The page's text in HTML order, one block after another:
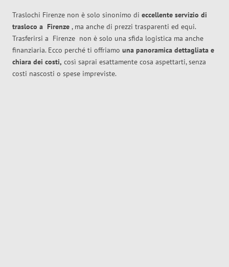
Traslochi Firenze non è solo sinonimo di eccellente servizio di
trasloco a Firenze , ma anche di prezzi trasparenti ed equi.
Trasferirsi a Firenze non è solo una sfida logistica ma anche
finanziaria. Ecco perché ti offriamo una panoramica dettagliata e
chiara dei costi, così saprai esattamente cosa aspettarti, senza
costi nascosti o spese impreviste.